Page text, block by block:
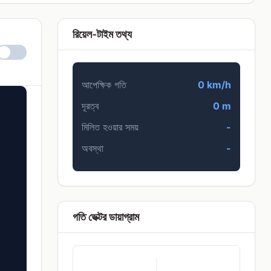
রিয়েল-টাইম তথ্য
আপেক্ষিক গতি
0 km/h
দূরত্ব
0 m
মিলিত হওয়ার সময়
-
অবস্থা
-
গতি ভেক্টর ডায়াগ্রাম